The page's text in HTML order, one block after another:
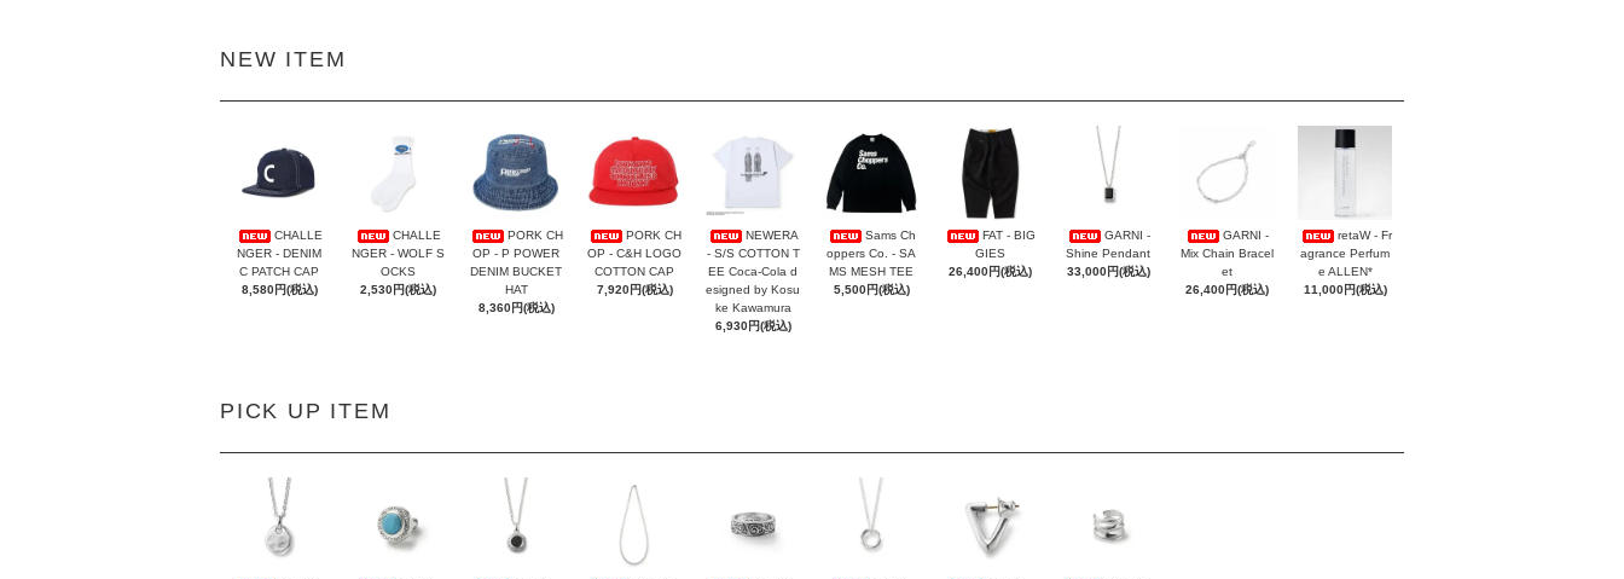
NEW ITEM
CHALLE
NGER - DENIM
C PATCH CAP
8,580円(税込)
CHALLE
NGER - WOLF S
OCKS
2,530円(税込)
PORK CH
OP - P POWER
DENIM BUCKET
HAT
8,360円(税込)
PORK CH
OP - C&H LOGO
COTTON CAP
7,920円(税込)
NEWERA
- S/S COTTON T
EE Coca-Cola d
esigned by Kosu
ke Kawamura
6,930円(税込)
Sams Ch
oppers Co. - SA
MS MESH TEE
5,500円(税込)
FAT - BIG
GIES
26,400円(税込)
GARNI -
Shine Pendant
33,000円(税込)
GARNI -
Mix Chain Bracel
et
26,400円(税込)
retaW - Fr
agrance Perfum
e ALLEN*
11,000円(税込)
PICK UP ITEM